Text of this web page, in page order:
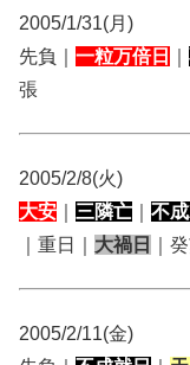
2005/1/31(月)
先負｜ 一粒万倍日
張
2005/2/8(火)
大安
三隣亡 不
｜重日｜ 大禍日 ｜
2005/2/11(金)